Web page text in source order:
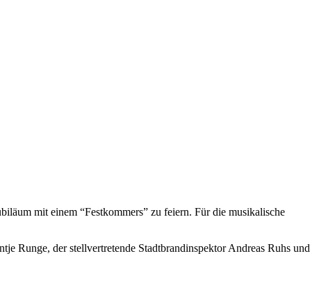
mit einem “Festkommers” zu feiern. Für die musikalische
Runge, der stellvertretende Stadtbrandinspektor Andreas Ruhs und